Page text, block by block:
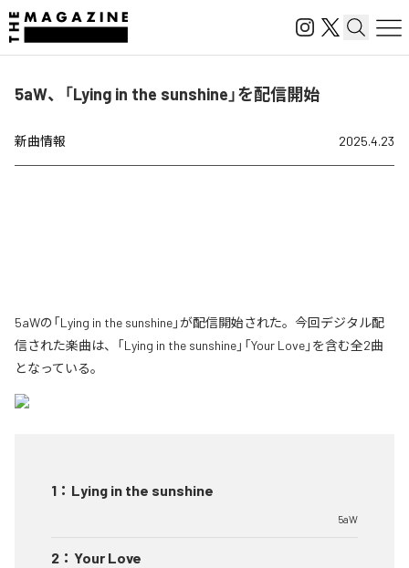
5aW、「Lying in the sunshine」を配信開始
新曲情報 2025.4.23
5aWの「Lying in the sunshine」が配信開始された。今回デジタル配
信された楽曲は、「Lying in the sunshine」「Your Love」を含む全2曲
となっている。
1 ： Lying in the sunshine
5aW
2 ： Your Love